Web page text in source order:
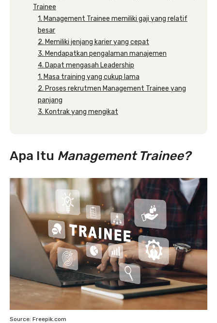
Trainee
1. Management Trainee memiliki gaji yang relatif
besar
2. Memiliki jenjang karier yang cepat
3. Mendapatkan pengalaman manajemen
4. Dapat mengasah Leadership
1. Masa training yang cukup lama
2. Proses rekrutmen Management Trainee yang
panjang
3. Kontrak yang mengikat
Apa Itu Management Trainee?
Source: Freepik.com